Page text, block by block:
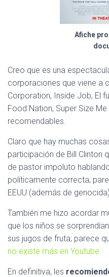
Afiche
Creo que es una
corporaciones que viene a
Corporation, Inside Job, El
Food Nation, Super Size
recomendables.
Claro que hay muchas
participación de Bill Clinton
de pastor impoluto
políticamente correcta;
EEUU (además de
También me hizo acordar
que los niños se
sus jugos de fruta; parece
no existe más en Youtube.
En definitiva, les